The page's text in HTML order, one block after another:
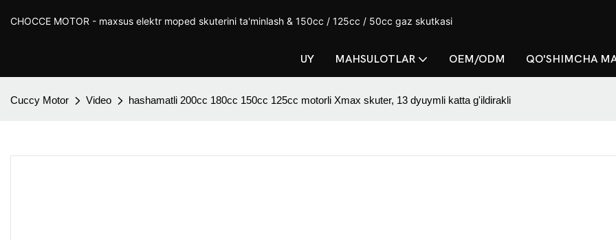
CHOCCE MOTOR - maxsus elektr moped skuterini ta'minlash & 150cc / 125cc / 50cc gaz skutkasi
UY MAHSULOTLAR OEM/ODM QO'SHIMCHA
Cuccy Motor Video hashamatli 200cc 180cc 150cc 125cc motorli Xmax skuter, 13 dyuymli katta g'ildirakli